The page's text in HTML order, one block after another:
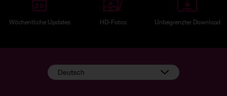
Wöchentliche Updates HD-Fotos Unbegrenzter Download
Deutsch